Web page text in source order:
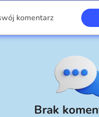
Brak
komentarz
chłopcem